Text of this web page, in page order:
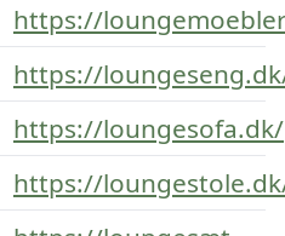
https://
https://
https://loungesofa.dk/
https://